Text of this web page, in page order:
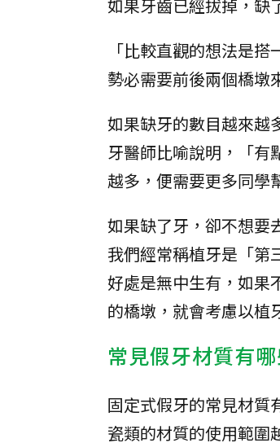
如果牙齒已經拔掉，缺
「比較直觀的想法是
勢必需要前後兩個橋墩
如果缺牙的數目越來越
牙醫師比喻說明，「有
越多，便需要更多同學
如果缺了牙，卻不想要
我們經常稱植牙是「第
好處是無中生有，如果
的橋墩，就會考慮以植
常見假牙材質有哪
固定式假牙的常見材質
瓷類的材質的使用範圍